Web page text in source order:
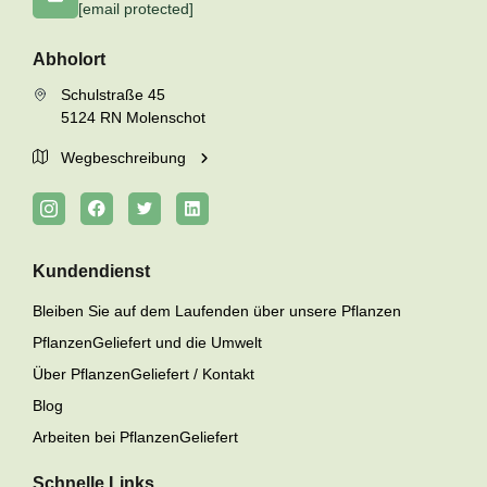
[email protected]
Abholort
Schulstraße 45
5124 RN Molenschot
Wegbeschreibung
Kundendienst
Bleiben Sie auf dem Laufenden über unsere Pflanzen
PflanzenGeliefert und die Umwelt
Über PflanzenGeliefert / Kontakt
Blog
Arbeiten bei PflanzenGeliefert
Schnelle Links